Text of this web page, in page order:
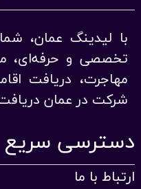
با لیدینگ عمان،
تخصصی و حرفه‌ای،
مهاجرت، دریافت
شرکت در عمان
دسترسی سریع
ارتباط با ما